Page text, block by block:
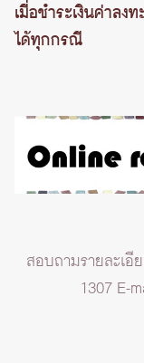
เมื่อชำระเงินค่าลง
ได้ทุกกรณี
สอบถามรายละเ
1307 E-